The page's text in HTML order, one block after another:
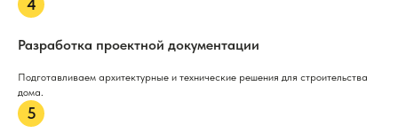
Разработка проектной документации
Подготавливаем архитектурные и технические решения для строительства
дома.